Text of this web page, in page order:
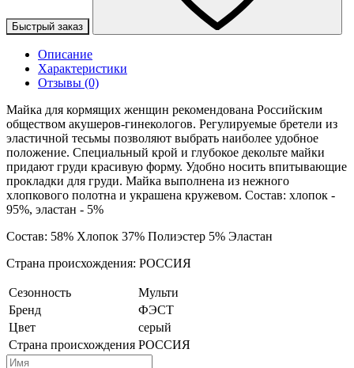
Быстрый заказ
Описание
Характеристики
Отзывы (0)
Майка для кормящих женщин рекомендована Российским
обществом акушеров-гинекологов. Регулируемые бретели из
эластичной тесьмы позволяют выбрать наиболее удобное
положение. Специальный крой и глубокое декольте майки
придают груди красивую форму. Удобно носить впитывающие
прокладки для груди. Майка выполнена из нежного
хлопкового полотна и украшена кружевом. Состав: хлопок -
95%, эластан - 5%
Состав: 58% Хлопок 37% Полиэстер 5% Эластан
Страна происхождения: РОССИЯ
Сезонность
Мульти
Бренд
ФЭСТ
Цвет
серый
Страна происхождения РОССИЯ